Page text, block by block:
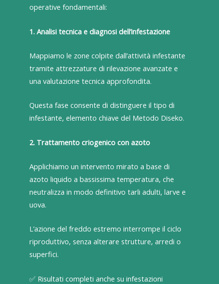
operative fondamentali:
1. Analisi tecnica e diagnosi dell’infestazione
Mappiamo le zone colpite dall’attività infestante
tramite attrezzature di rilevazione avanzate e
una valutazione tecnica approfondita.
Questa fase consente di distinguere il tipo di
infestante, elemento chiave del Metodo Diseko.
2. Trattamento criogenico con azoto
Applichiamo un intervento mirato a base di
azoto liquido a bassissima temperatura, che
neutralizza in modo definitivo tarli adulti, larve e
uova.
L’azione del freddo estremo interrompe il ciclo
riproduttivo, senza alterare strutture, arredi o
superfici.
✅ Risultati completi anche su infestazioni